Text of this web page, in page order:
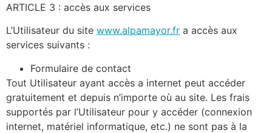
ARTICLE 3 : accès aux services
L’Utilisateur du site www.alpamayor.fr a accès aux
services suivants :
Formulaire de contact
Tout Utilisateur ayant accès a internet peut accéder
gratuitement et depuis n’importe où au site. Les frais
supportés par l’Utilisateur pour y accéder (connexion
internet, matériel informatique, etc.) ne sont pas à la